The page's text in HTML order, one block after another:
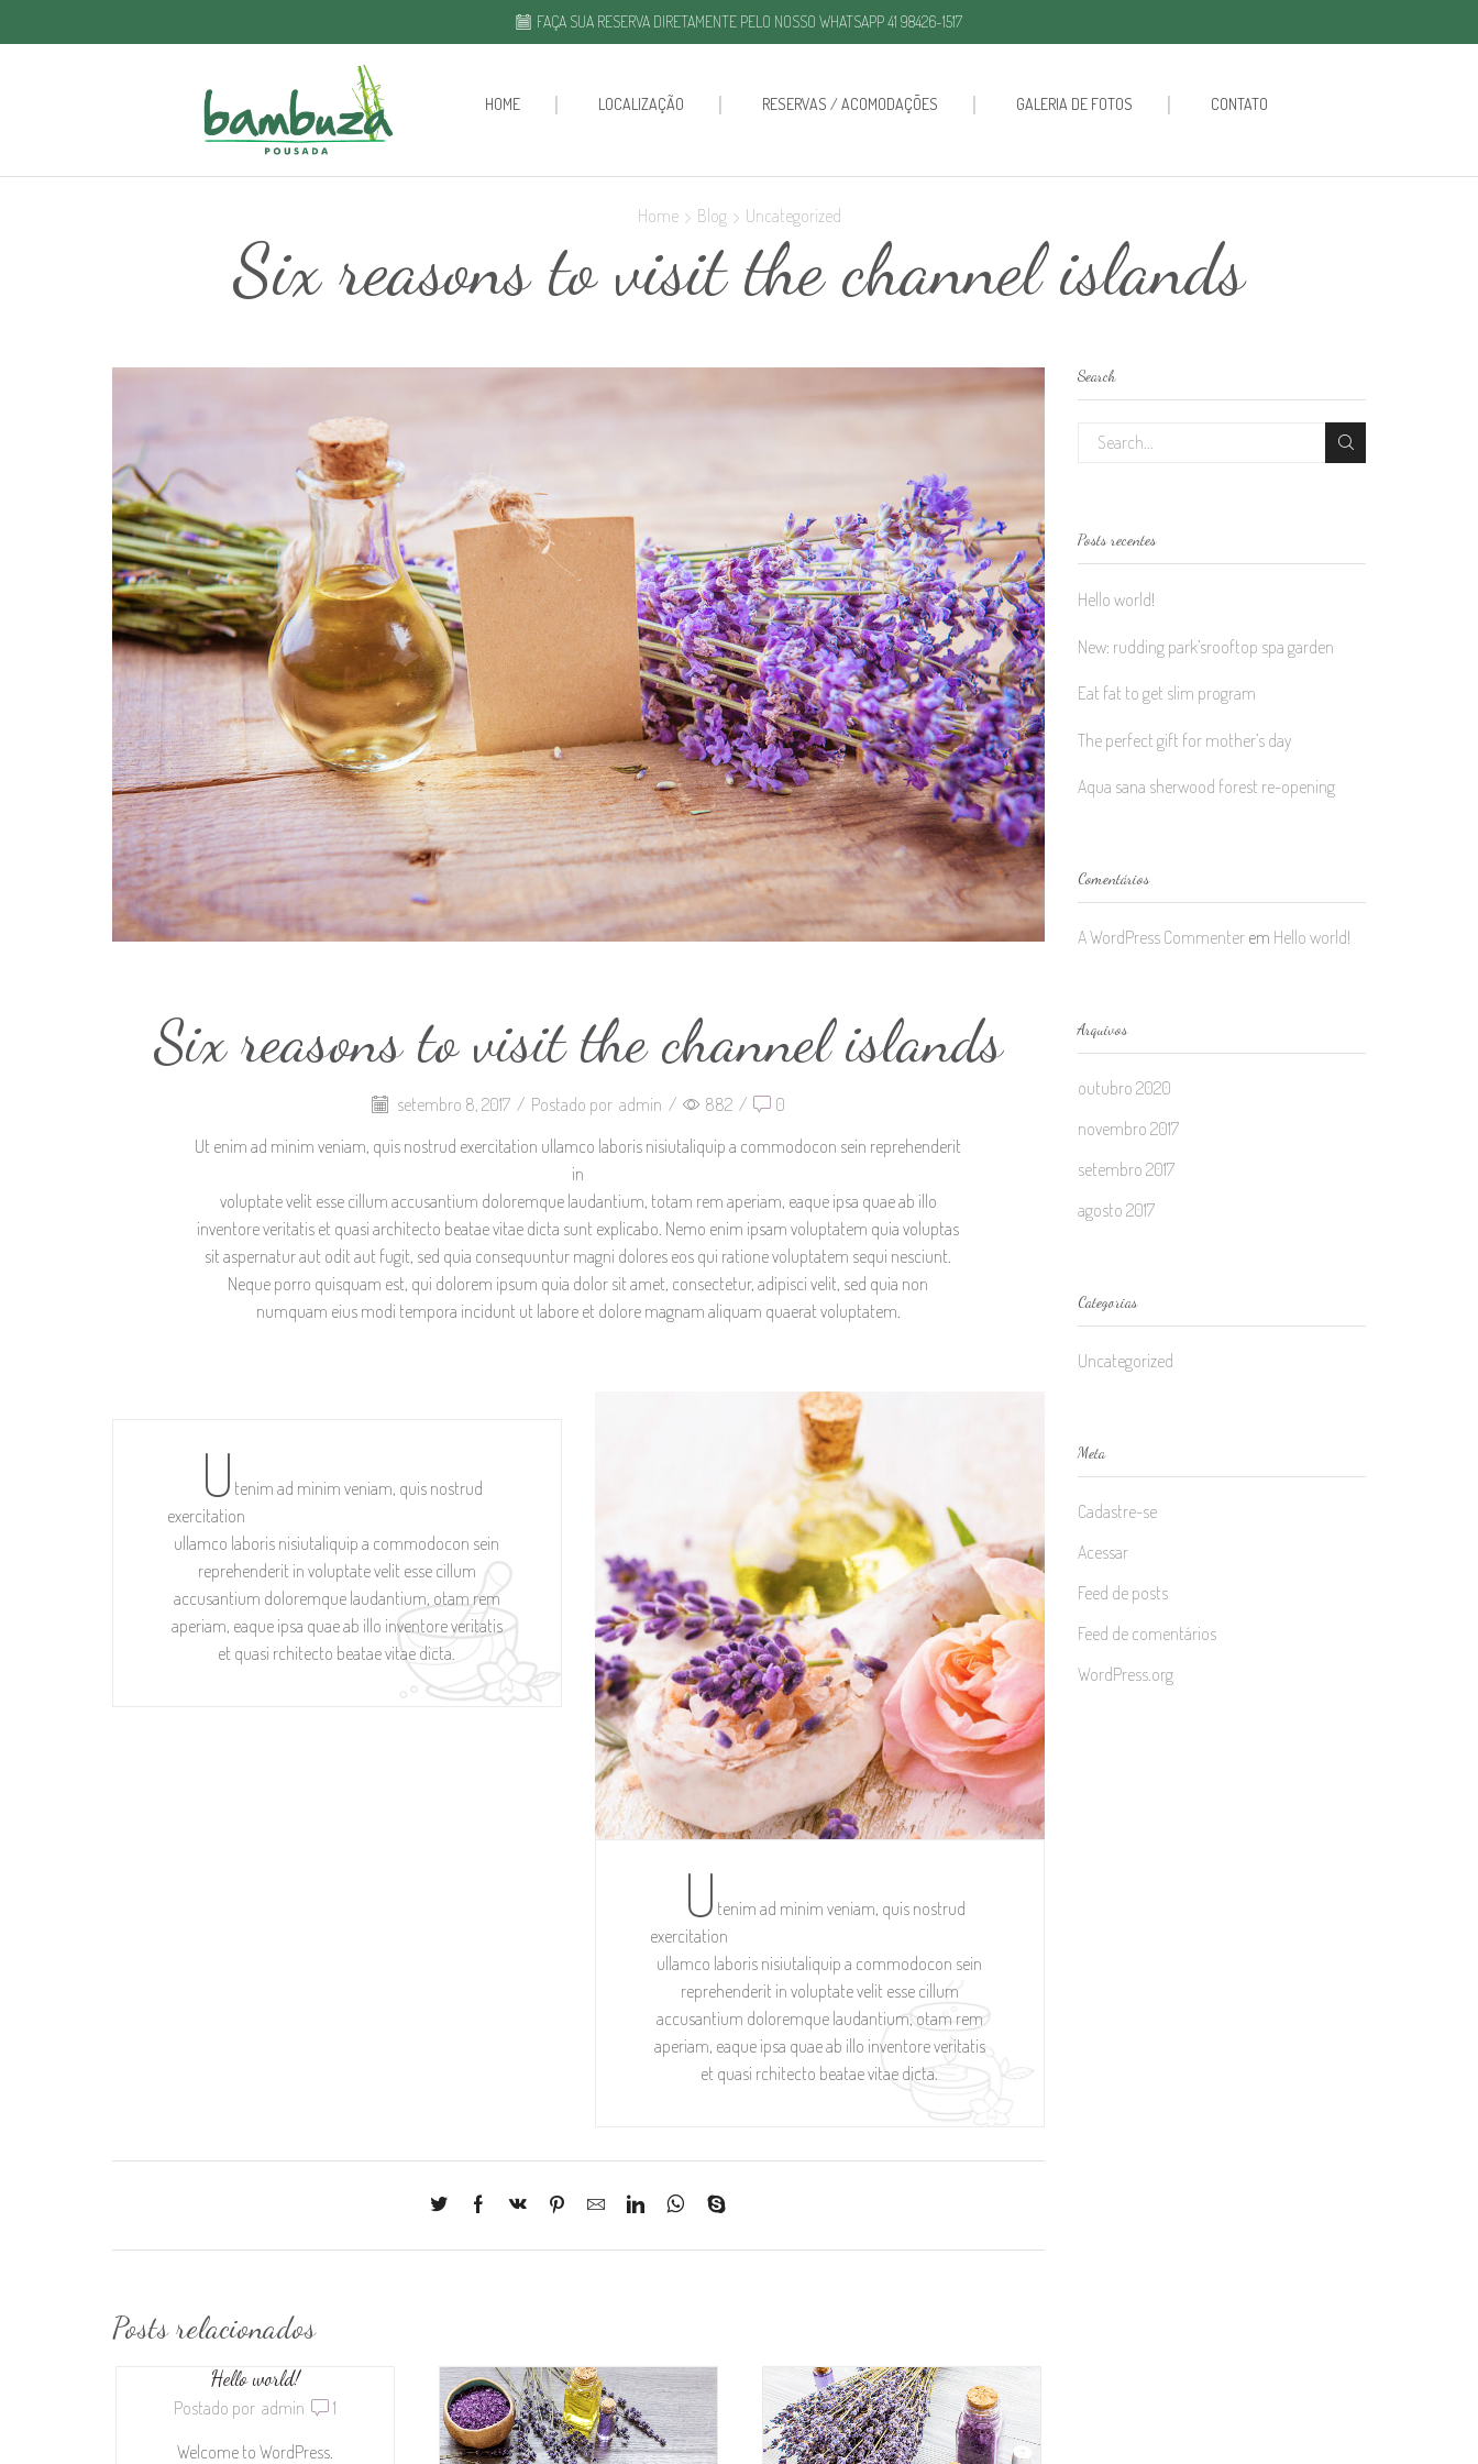
FAÇA SUA RESERVA DIRETAMENTE PELO NOSSO WHATSAPP 41 98426-1517
HOME LOCALIZAÇÃO RESERVAS / ACOMODAÇÕES GALERIA DE FOTOS CONTATO
Home Blog Uncategorized
Six reasons to visit the channel islands
Six reasons to visit the channel islands
setembro 8, 2017 / Postado por admin / 882 /
0
Ut enim ad minim veniam, quis nostrud exercitation ullamco laboris nisiutaliquip a commodocon sein reprehenderit
in
voluptate velit esse cillum accusantium doloremque laudantium, totam rem aperiam, eaque ipsa quae ab illo
inventore veritatis et quasi architecto beatae vitae dicta sunt explicabo. Nemo enim ipsam voluptatem quia voluptas
sit aspernatur aut odit aut fugit, sed quia consequuntur magni dolores eos qui ratione voluptatem sequi nesciunt.
Neque porro quisquam est, qui dolorem ipsum quia dolor sit amet, consectetur, adipisci velit, sed quia non
numquam eius modi tempora incidunt ut labore et dolore magnam aliquam quaerat voluptatem.
U tenim ad minim veniam, quis nostrud
exercitation
ullamco laboris nisiutaliquip a commodocon sein
reprehenderit in voluptate velit esse cillum
accusantium doloremque laudantium, otam rem
aperiam, eaque ipsa quae ab illo inventore veritatis
et quasi rchitecto beatae vitae dicta.
U tenim ad minim veniam, quis nostrud
exercitation
ullamco laboris nisiutaliquip a commodocon sein
reprehenderit in voluptate velit esse cillum
accusantium doloremque laudantium, otam rem
aperiam, eaque ipsa quae ab illo inventore veritatis
et quasi rchitecto beatae vitae dicta.
Posts relacionados
Hello world!
Postado por admin
1
Welcome to WordPress.
Search
Posts recentes
Hello world!
New: rudding park’srooftop spa garden
Eat fat to get slim program
The perfect gift for mother’s day
Aqua sana sherwood forest re-opening
Comentários
A WordPress Commenterem Hello world!
Arquivos
outubro 2020
novembro 2017
setembro 2017
agosto 2017
Categorias
Uncategorized
Meta
Cadastre-se
Acessar
Feed de posts
Feed de comentários
WordPress.org